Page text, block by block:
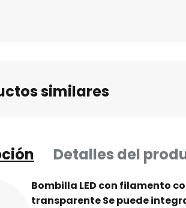
similares
Detalles del
Bombilla LED con filamento
transparente Se puede